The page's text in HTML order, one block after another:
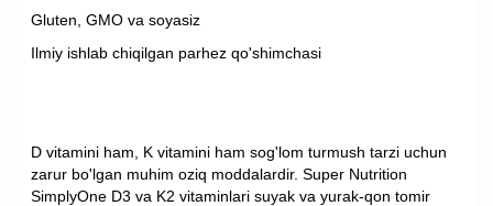
Gluten, GMO va soyasiz
Ilmiy ishlab chiqilgan parhez qo'shimchasi
D vitamini ham, K vitamini ham sog'lom turmush tarzi uchun
zarur bo'lgan muhim oziq moddalardir. Super Nutrition
SimplyOne D3 va K2 vitaminlari suyak va yurak-qon tomir